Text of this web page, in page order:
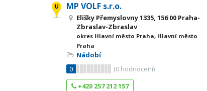
MP VOLF s.r.o.
Elišky Přemyslovny 1335, 156 00 Praha-
Zbraslav-Zbraslav
okres Hlavní město Praha, Hlavní město
Praha
Nádobí
0
(0 hodnocení)
+420 257 212 157